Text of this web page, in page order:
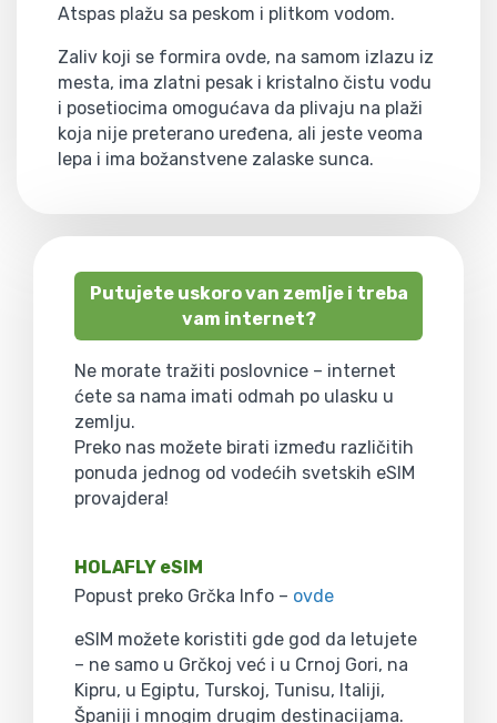
Atspas plažu sa peskom i plitkom vodom.
Zaliv koji se formira ovde, na samom izlazu iz
mesta, ima zlatni pesak i kristalno čistu vodu
i posetiocima omogućava da plivaju na plaži
koja nije preterano uređena, ali jeste veoma
lepa i ima božanstvene zalaske sunca.
Putujete uskoro van zemlje i treba
vam internet?
Ne morate tražiti poslovnice – internet
ćete sa nama imati odmah po ulasku u
zemlju.
Preko nas možete birati između različitih
ponuda jednog od vodećih svetskih eSIM
provajdera!
HOLAFLY eSIM
Popust preko Grčka Info – ovde
eSIM možete koristiti gde god da letujete
– ne samo u Grčkoj već i u Crnoj Gori, na
Kipru, u Egiptu, Turskoj, Tunisu, Italiji,
Španiji i mnogim drugim destinacijama.